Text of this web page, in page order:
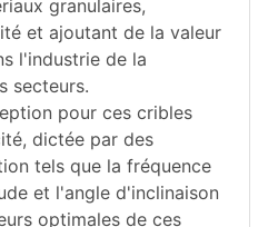
granulaires,
et ajoutant de la valeur
l'industrie de la
secteurs.
pour ces cribles
dictée par des
tels que la fréquence
et l'angle d'inclinaison
optimales de ces